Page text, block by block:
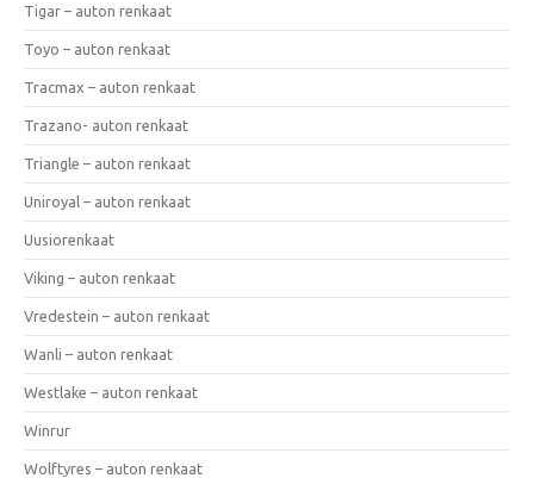
Tigar – auton renkaat
Toyo – auton renkaat
Tracmax – auton renkaat
Trazano- auton renkaat
Triangle – auton renkaat
Uniroyal – auton renkaat
Uusiorenkaat
Viking – auton renkaat
Vredestein – auton renkaat
Wanli – auton renkaat
Westlake – auton renkaat
Winrur
Wolftyres – auton renkaat